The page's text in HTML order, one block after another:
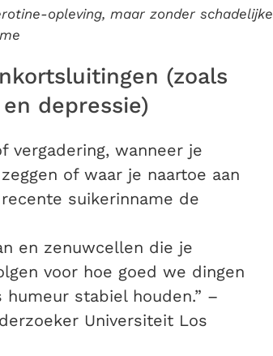
opleving, maar zonder schadelijke
(zoals
depressie)
vergadering, wanneer je
of waar je naartoe aan
suikerinname de
en zenuwcellen die je
voor hoe goed we dingen
stabiel houden.” –
Universiteit Los